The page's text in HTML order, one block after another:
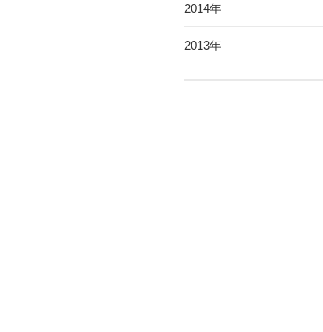
2014年
2013年